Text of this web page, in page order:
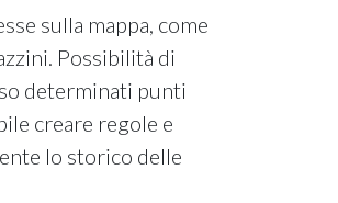
sulla mappa, come
Possibilità di
determinati punti
creare regole e
lo storico delle